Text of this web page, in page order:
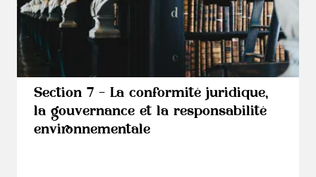
Section 7 - La conformité juridique,
la gouvernance et la responsabilité
environnementale